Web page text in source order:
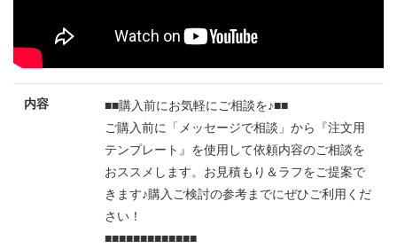
内容
■■購入前にお気軽にご相談を♪■■
ご購入前に「メッセージで相談」から『注文用
テンプレート』を使用して依頼内容のご相談を
おススメします。お見積もり＆ラフをご提案で
きます♪購入ご検討の参考までにぜひご利用くだ
さい！
■■■■■■■■■■■■■